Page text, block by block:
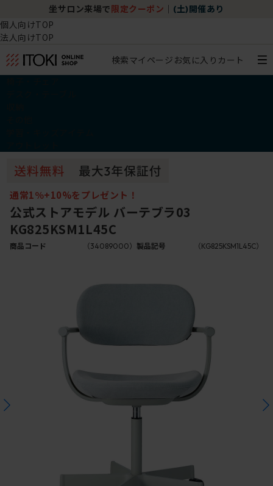
坐サロン来場で 限定クーポン (土)開催あり
個人向けTOP
法人向けTOP
検索マイページ お気に入り カート
通常1％+10%をプレゼント！
公式ストアモデル バーテブラ03
KG825KSM1L45C
商品コード （34089000） 製品記号 （KG825KSM1L45C）